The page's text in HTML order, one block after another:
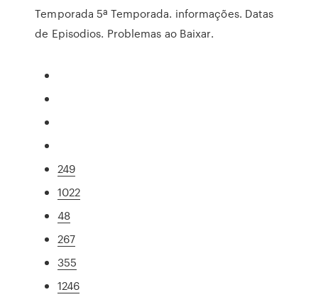
Temporada 5ª Temporada. informações. Datas
de Episodios. Problemas ao Baixar.
249
1022
48
267
355
1246